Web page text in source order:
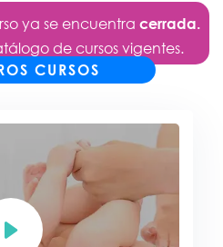
ya se encuentra cerrada.
de cursos vigentes.
CURSOS